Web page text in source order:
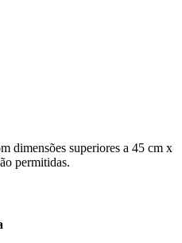
dimensões superiores a 45 cm x
permitidas.